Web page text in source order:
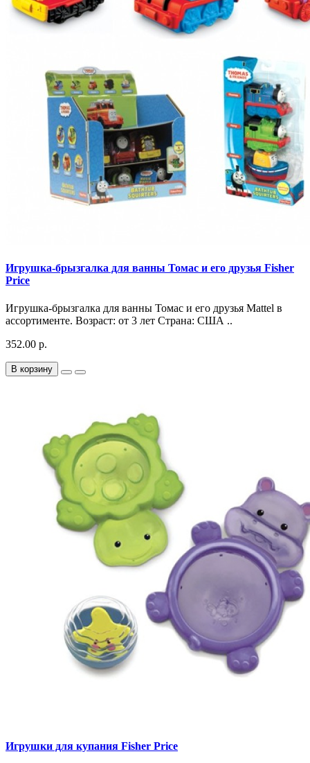
Игрушка-брызгалка для ванны Томас и его друзья Fisher
Price
Игрушка-брызгалка для ванны Томас и его друзья Mattel в
ассортименте. Возраст: от 3 лет Страна: США ..
352.00 р.
В корзину
Игрушки для купания Fisher Price